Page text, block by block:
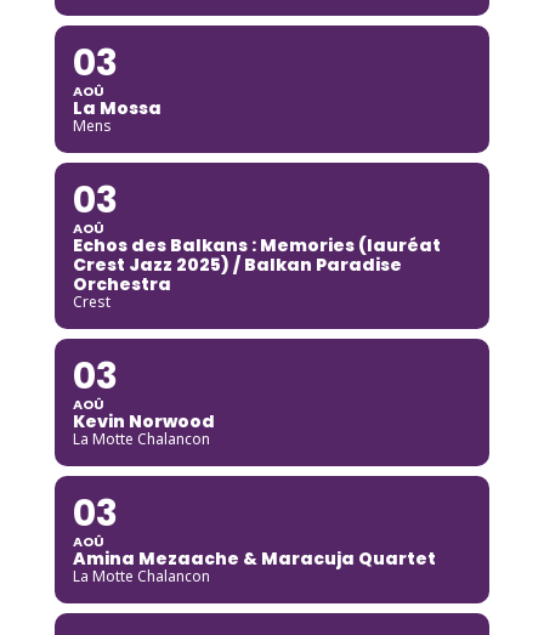
03
AOÛ
La Mossa
Mens
03
AOÛ
Echos des Balkans : Memories (lauréat
Crest Jazz 2025) / Balkan Paradise
Orchestra
Crest
03
AOÛ
Kevin Norwood
La Motte Chalancon
03
AOÛ
Amina Mezaache & Maracuja Quartet
La Motte Chalancon